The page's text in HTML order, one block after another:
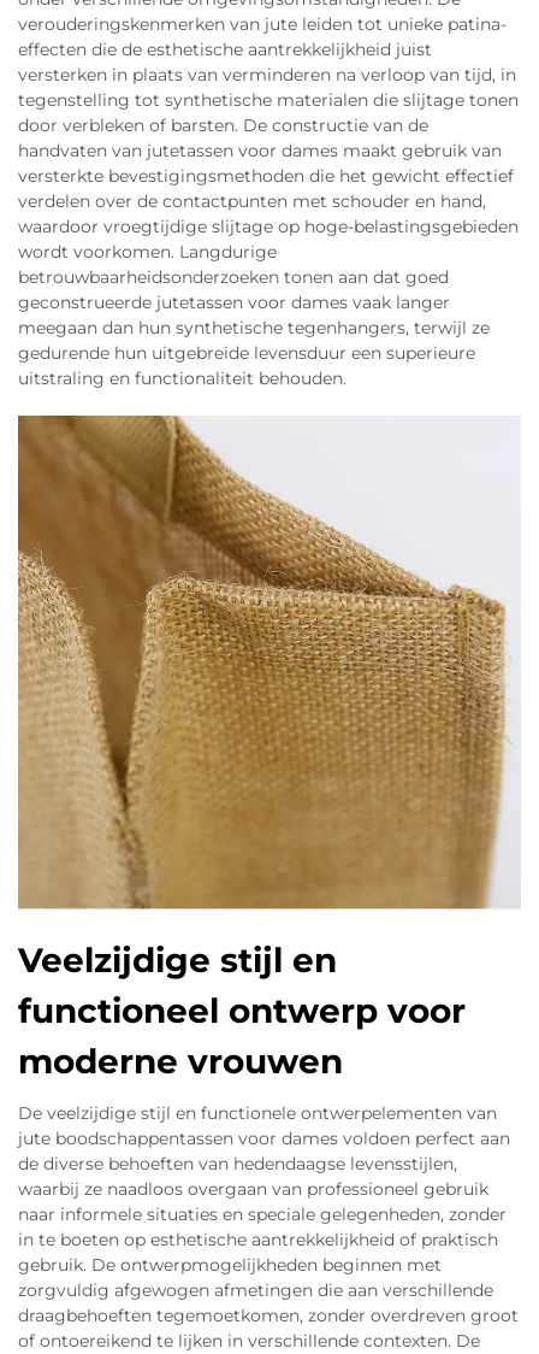
verouderingskenmerken van jute leiden tot unieke patina-
effecten die de esthetische aantrekkelijkheid juist
versterken in plaats van verminderen na verloop van tijd, in
tegenstelling tot synthetische materialen die slijtage tonen
door verbleken of barsten. De constructie van de
handvaten van jutetassen voor dames maakt gebruik van
versterkte bevestigingsmethoden die het gewicht effectief
verdelen over de contactpunten met schouder en hand,
waardoor vroegtijdige slijtage op hoge-belastingsgebieden
wordt voorkomen. Langdurige
betrouwbaarheidsonderzoeken tonen aan dat goed
geconstrueerde jutetassen voor dames vaak langer
meegaan dan hun synthetische tegenhangers, terwijl ze
gedurende hun uitgebreide levensduur een superieure
uitstraling en functionaliteit behouden.
Veelzijdige stijl en
functioneel ontwerp voor
moderne vrouwen
De veelzijdige stijl en functionele ontwerpelementen van
jute boodschappentassen voor dames voldoen perfect aan
de diverse behoeften van hedendaagse levensstijlen,
waarbij ze naadloos overgaan van professioneel gebruik
naar informele situaties en speciale gelegenheden, zonder
in te boeten op esthetische aantrekkelijkheid of praktisch
gebruik. De ontwerpmogelijkheden beginnen met
zorgvuldig afgewogen afmetingen die aan verschillende
draagbehoeften tegemoetkomen, zonder overdreven groot
of ontoereikend te lijken in verschillende contexten. De